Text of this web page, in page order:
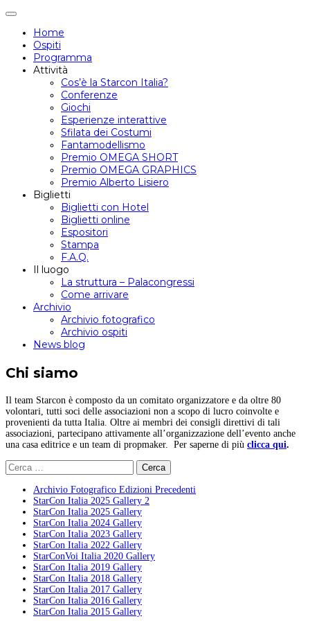
Attiva/disattiva
navigazione
Home
Ospiti
Programma
Attività
Cos’è la Starcon Italia?
Conferenze
Giochi
Esperienze interattive
Sfilata dei Costumi
Fantamodellismo
Premio OMEGA SHORT
Premio OMEGA GRAPHICS
Premio Alberto Lisiero
Biglietti
Biglietti con Hotel
Biglietti online
Espositori
Stampa
F.A.Q.
Il luogo
La struttura – Palacongressi
Come arrivare
Archivio
Archivio fotografico
Archivio ospiti
News blog
Chi siamo
Il team Starcon è composto da un comitato organizzatore e da oltre 80
volontari, tutti soci delle associazioni non a scopo di lucro coinvolte e
provenienti da tutta Italia. Oltre ai membri dei consigli direttivi di tali
associazioni, partecipano attivamente all’organizzazione dell’evento anche
una casa editrice e un team di propmaker. Per saperne di più clicca qui.
Ricerca
per:
Archivio Fotografico Edizioni Precedenti
StarCon Italia 2025 Gallery 2
StarCon Italia 2025 Gallery
StarCon Italia 2024 Gallery
StarCon Italia 2023 Gallery
StarCon Italia 2022 Gallery
StarConVoi Italia 2020 Gallery
StarCon Italia 2019 Gallery
StarCon Italia 2018 Gallery
StarCon Italia 2017 Gallery
StarCon Italia 2016 Gallery
StarCon Italia 2015 Gallery